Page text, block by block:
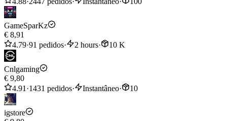
GameSparKz
€ 8,91
4.79·91 pedidos· 2 hours· 10 K
Cnlgaming
€ 9,80
4.91·1431 pedidos· Instantâneo· 10
igstore